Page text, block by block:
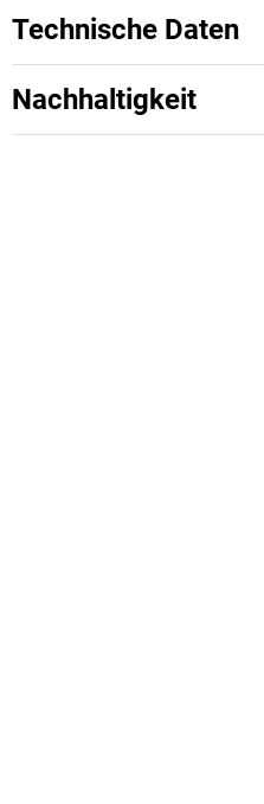
Technische Daten
Nachhaltigkeit